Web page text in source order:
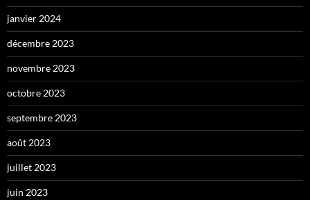
janvier 2024
décembre 2023
novembre 2023
octobre 2023
septembre 2023
août 2023
juillet 2023
juin 2023